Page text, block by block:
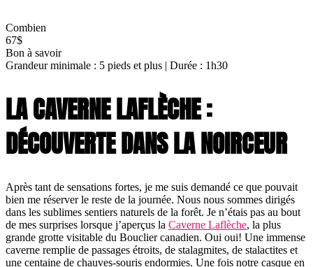
Combien
67$
Bon à savoir
Grandeur minimale : 5 pieds et plus | Durée : 1h30
LA CAVERNE LAFLÈCHE :
DÉCOUVERTE DANS LA NOIRCEUR
Après tant de sensations fortes, je me suis demandé ce que pouvait
bien me réserver le reste de la journée. Nous nous sommes dirigés
dans les sublimes sentiers naturels de la forêt. Je n’étais pas au bout
de mes surprises lorsque j’aperçus la Caverne Laflèche, la plus
grande grotte visitable du Bouclier canadien. Oui oui! Une immense
caverne remplie de passages étroits, de stalagmites, de stalactites et
une centaine de chauves-souris endormies. Une fois notre casque en